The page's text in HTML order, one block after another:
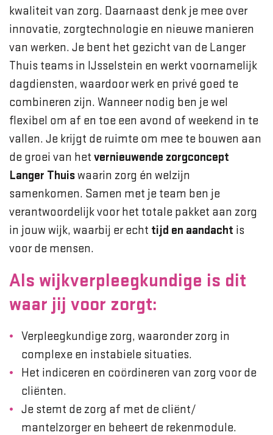
kwaliteit van zorg. Daarnaast denk je mee over
innovatie, zorgtechnologie en nieuwe manieren
van werken. Je bent het gezicht van de Langer
Thuis teams in IJsselstein en werkt voornamelijk
dagdiensten, waardoor werk en privé goed te
combineren zijn. Wanneer nodig ben je wel
flexibel om af en toe een avond of weekend in te
vallen. Je krijgt de ruimte om mee te bouwen aan
de groei van het vernieuwende zorgconcept
Langer Thuiswaarin zorg én welzijn
samenkomen. Samen met je team ben je
verantwoordelijk voor het totale pakket aan zorg
in jouw wijk, waarbij er echt tijd en aandacht is
voor de mensen.
Als wijkverpleegkundige is dit
waar jij voor zorgt:
Verpleegkundige zorg, waaronder zorg in
complexe en instabiele situaties.
Het indiceren en coördineren van zorg voor de
cliënten.
Je stemt de zorg af met de cliënt/
mantelzorger en beheert de rekenmodule.